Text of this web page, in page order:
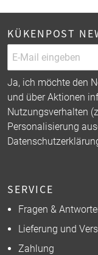
KÜKENPOST
Ja, ich möchte den
und über Aktionen
Nutzungsverhalten
Personalisierung
SERVICE
Fragen &
Lieferung und
Zahlung